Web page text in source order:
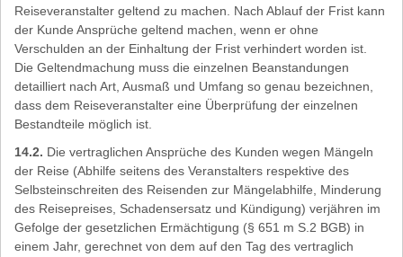
Reiseveranstalter geltend zu machen. Nach Ablauf der Frist kann
der Kunde Ansprüche geltend machen, wenn er ohne
Verschulden an der Einhaltung der Frist verhindert worden ist.
Die Geltendmachung muss die einzelnen Beanstandungen
detailliert nach Art, Ausmaß und Umfang so genau bezeichnen,
dass dem Reiseveranstalter eine Überprüfung der einzelnen
Bestandteile möglich ist.
14.2. Die vertraglichen Ansprüche des Kunden wegen Mängeln
der Reise (Abhilfe seitens des Veranstalters respektive des
Selbsteinschreiten des Reisenden zur Mängelabhilfe, Minderung
des Reisepreises, Schadensersatz und Kündigung) verjähren im
Gefolge der gesetzlichen Ermächtigung (§ 651 m S.2 BGB) in
einem Jahr, gerechnet von dem auf den Tag des vertraglich